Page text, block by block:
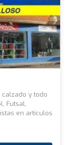
calzado y todo
Futsal,
en artículos